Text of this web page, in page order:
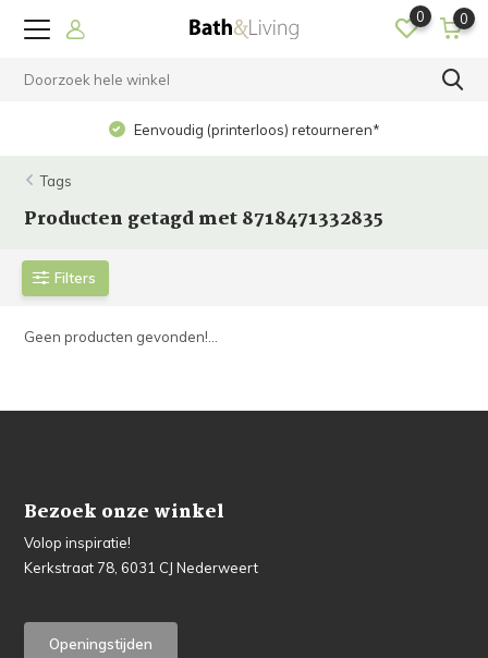
0 0
Eenvoudig (printerloos) retourneren*
Tags
Producten getagd met 8718471332835
Filters
Geen producten gevonden!...
Bezoek onze winkel
Volop inspiratie!
Kerkstraat 78, 6031 CJ Nederweert
Openingstijden